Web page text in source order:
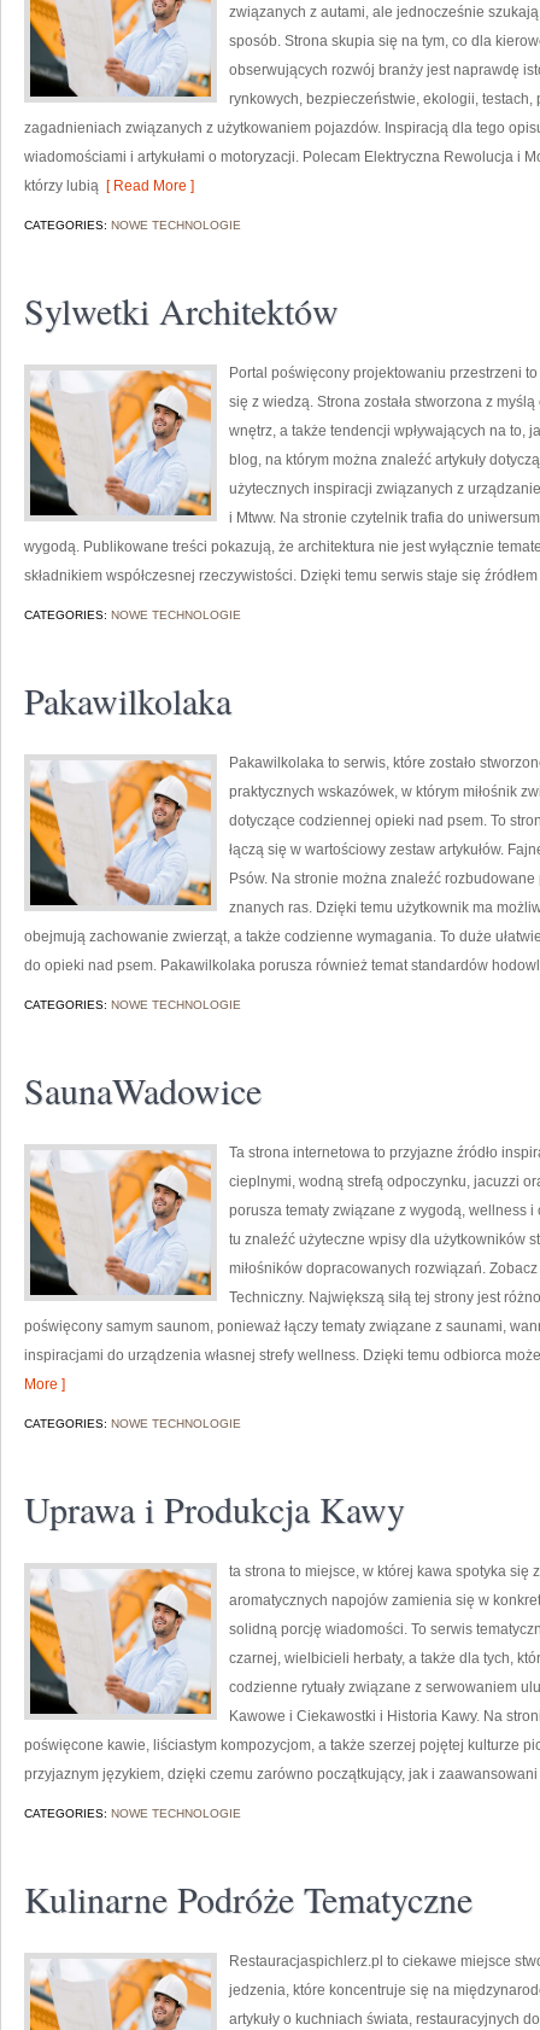
związanych z autami, ale jednocześnie
sposób. Strona skupia się na tym, co dla
obserwujących rozwój branży jest naprawdę
rynkowych, bezpieczeństwie, ekologii,
zagadnieniach związanych z użytkowaniem pojazdów. Inspiracją dla tego
wiadomościami i artykułami o motoryzacji. Polecam Elektryczna Rewolucja i
którzy lubią [ Read More ]
CATEGORIES: NOWE TECHNOLOGIE
Sylwetki Architektów
Portal poświęcony projektowaniu przestrzeni
się z wiedzą. Strona została stworzona z
wnętrz, a także tendencji wpływających na to,
blog, na którym można znaleźć artykuły
użytecznych inspiracji związanych z
i Mtww. Na stronie czytelnik trafia do
wygodą. Publikowane treści pokazują, że architektura nie jest wyłącznie
składnikiem współczesnej rzeczywistości. Dzięki temu serwis staje się źródłem
CATEGORIES: NOWE TECHNOLOGIE
Pakawilkolaka
Pakawilkolaka to serwis, które zostało
praktycznych wskazówek, w którym miłośnik
dotyczące codziennej opieki nad psem. To
łączą się w wartościowy zestaw artykułów.
Psów. Na stronie można znaleźć
znanych ras. Dzięki temu użytkownik ma
obejmują zachowanie zwierząt, a także codzienne wymagania. To duże
do opieki nad psem. Pakawilkolaka porusza również temat standardów
CATEGORIES: NOWE TECHNOLOGIE
SaunaWadowice
Ta strona internetowa to przyjazne źródło
cieplnymi, wodną strefą odpoczynku, jacuzzi
porusza tematy związane z wygodą, wellness
tu znaleźć użyteczne wpisy dla użytkowników
miłośników dopracowanych rozwiązań.
Techniczny. Największą siłą tej strony jest
poświęcony samym saunom, ponieważ łączy tematy związane z saunami,
inspiracjami do urządzenia własnej strefy wellness. Dzięki temu odbiorca
More ]
CATEGORIES: NOWE TECHNOLOGIE
Uprawa i Produkcja Kawy
ta strona to miejsce, w której kawa spotyka się
aromatycznych napojów zamienia się w
solidną porcję wiadomości. To serwis
czarnej, wielbicieli herbaty, a także dla tych,
codzienne rytuały związane z serwowaniem
Kawowe i Ciekawostki i Historia Kawy. Na
poświęcone kawie, liściastym kompozycjom, a także szerzej pojętej kulturze
przyjaznym językiem, dzięki czemu zarówno początkujący, jak i
CATEGORIES: NOWE TECHNOLOGIE
Kulinarne Podróże Tematyczne
Restauracjaspichlerz.pl to ciekawe miejsce
jedzenia, które koncentruje się na
artykuły o kuchniach świata, restauracyjnych